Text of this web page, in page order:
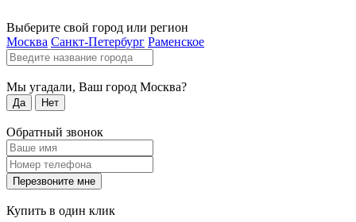
Выберите свой город или регион
Москва Санкт-Петербург Раменское
Мы угадали, Ваш город Москва?
Да Нет
Обратный звонок
Перезвоните мне
Купить в один клик